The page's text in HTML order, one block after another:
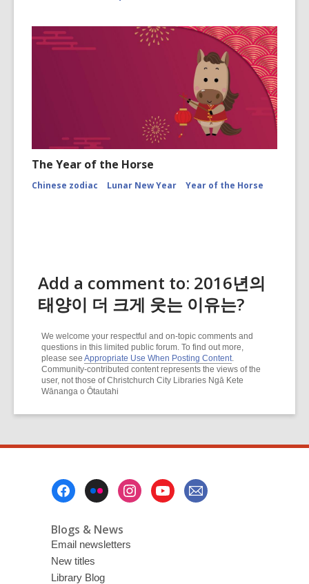
The Year of the Horse
Chinese zodiac Lunar New Year Year of the Horse
Add a comment to: 2016년의
태양이 더 크게 웃는 이유는?
We welcome your respectful and on-topic comments and
questions in this limited public forum. To find out more,
please see Appropriate Use When Posting Content
Community-contributed content represents the views of the
user, not those of Christchurch City Libraries Ngā Kete
Wānanga o Ōtautahi
Blogs & News
Email newsletters
New titles
Library Blog